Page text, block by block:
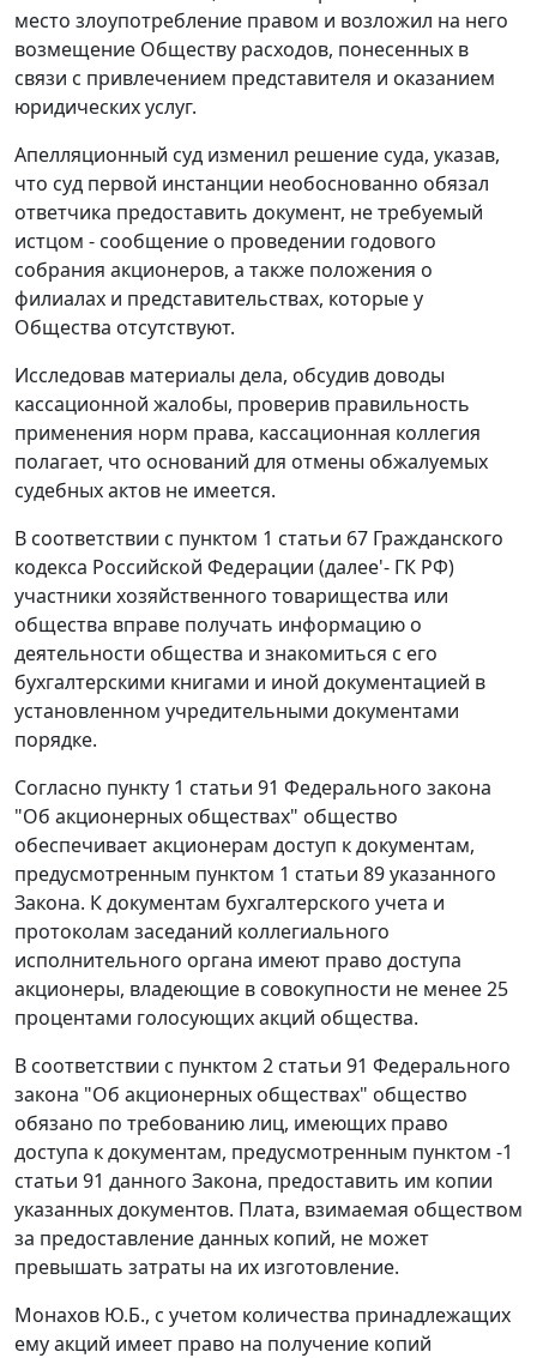
место злоупотребление правом и возложил на него
возмещение Обществу расходов, понесенных в
связи с привлечением представителя и оказанием
юридических услуг.
Апелляционный суд изменил решение суда, указав,
что суд первой инстанции необоснованно обязал
ответчика предоставить документ, не требуемый
истцом - сообщение о проведении годового
собрания акционеров, а также положения о
филиалах и представительствах, которые у
Общества отсутствуют.
Исследовав материалы дела, обсудив доводы
кассационной жалобы, проверив правильность
применения норм права, кассационная коллегия
полагает, что оснований для отмены обжалуемых
судебных актов не имеется.
В соответствии с пунктом 1 статьи 67 Гражданского
кодекса Российской Федерации (далее'- ГК РФ)
участники хозяйственного товарищества или
общества вправе получать информацию о
деятельности общества и знакомиться с его
бухгалтерскими книгами и иной документацией в
установленном учредительными документами
порядке.
Согласно пункту 1 статьи 91 Федерального закона
"Об акционерных обществах" общество
обеспечивает акционерам доступ к документам,
предусмотренным пунктом 1 статьи 89указанного
Закона. К документам бухгалтерского учета и
протоколам заседаний коллегиального
исполнительного органа имеют право доступа
акционеры, владеющие в совокупности не менее 25
процентами голосующих акций общества.
В соответствии с пунктом 2 статьи 91 Федерального
закона "Об акционерных обществах" общество
обязано по требованию лиц, имеющих право
доступа к документам, предусмотренным пунктом -1
статьи 91 данного Закона, предоставить им копии
указанных документов. Плата, взимаемая обществом
за предоставление данных копий, не может
превышать затраты на их изготовление.
Монахов Ю.Б., с учетом количества принадлежащих
ему акций имеет право на получение копий